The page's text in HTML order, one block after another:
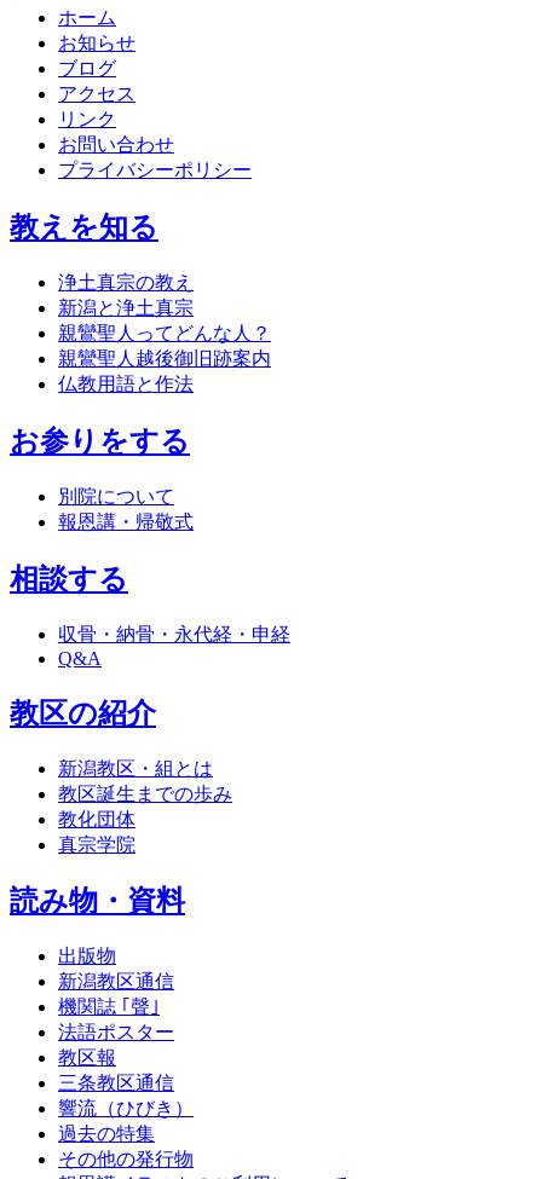
ホーム
お知らせ
ブログ
アクセス
リンク
お問い合わせ
プライバシーポリシー
教えを知る
浄土真宗の教え
新潟と浄土真宗
親鸞聖人ってどんな人？
親鸞聖人越後御旧跡案内
仏教用語と作法
お参りをする
別院について
報恩講・帰敬式
相談する
収骨・納骨・永代経・申経
Q&A
教区の紹介
新潟教区・組とは
教区誕生までの歩み
教化団体
真宗学院
読み物・資料
出版物
新潟教区通信
機関誌 ｢聲｣
法語ポスター
教区報
三条教区通信
響流（ひびき）
過去の特集
その他の発行物